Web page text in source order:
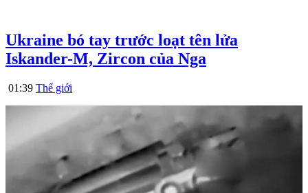
Ukraine bó tay trước loạt tên lửa
Iskander-M, Zircon của Nga
01:39 Thế giới